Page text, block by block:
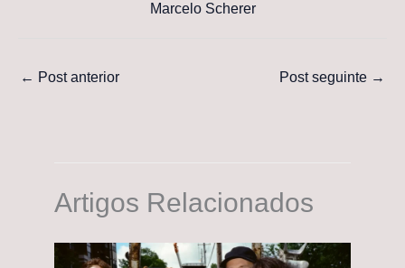
Marcelo Scherer
← Post anterior Post seguinte →
Artigos Relacionados